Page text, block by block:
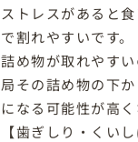
ストレスがあると
で割れやすいです。
詰め物が取れやす
局その詰め物の下
になる可能性が高く
【歯ぎしり・くい